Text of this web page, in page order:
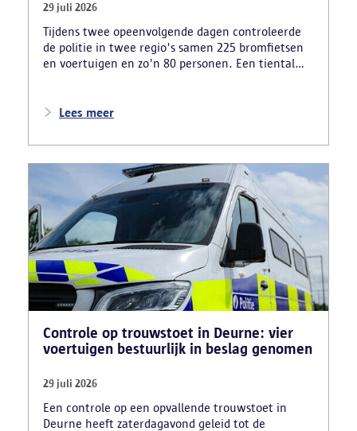
29 juli 2026
Tijdens twee opeenvolgende dagen controleerde
de politie in twee regio's samen 225 bromfietsen
en voertuigen en zo'n 80 personen. Een tiental
beslag genomen. Daarnaast arresteerde de politie
motorblokken en inbrekersmateriaal gevonden.
Lees meer
Controle op trouwstoet in Deurne: vier
voertuigen bestuurlijk in beslag genomen
29 juli 2026
Een controle op een opvallende trouwstoet in
Deurne heeft zaterdagavond geleid tot de